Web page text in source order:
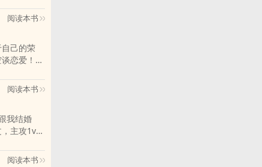
的。 ——
，他就把
后来，他
×偏执狠
战争 末
阅读本书
己的荣
恋爱！但
他觉得其
工具魔的
情外加曾
荐哦！
阅读本书
我结婚
主攻1v1
记向您
阅读本书